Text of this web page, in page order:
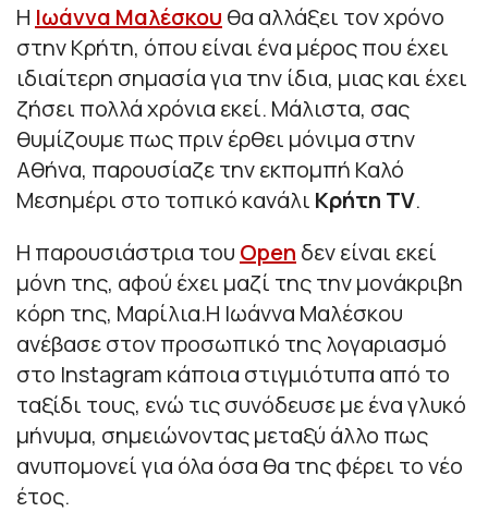
Η Ιωάννα Μαλέσκου θα αλλάξει τον χρόνο
στην Κρήτη, όπου είναι ένα μέρος που έχει
ιδιαίτερη σημασία για την ίδια, μιας και έχει
ζήσει πολλά χρόνια εκεί. Μάλιστα, σας
θυμίζουμε πως πριν έρθει μόνιμα στην
Αθήνα, παρουσίαζε την εκπομπή Καλό
Μεσημέρι στο τοπικό κανάλι Κρήτη TV.
Η παρουσιάστρια του Open δεν είναι εκεί
μόνη της, αφού έχει μαζί της την μονάκριβη
κόρη της, Μαρίλια.Η Ιωάννα Μαλέσκου
ανέβασε στον προσωπικό της λογαριασμό
στο Instagram κάποια στιγμιότυπα από το
ταξίδι τους, ενώ τις συνόδευσε με ένα γλυκό
μήνυμα, σημειώνοντας μεταξύ άλλο πως
ανυπομονεί για όλα όσα θα της φέρει το νέο
έτος.